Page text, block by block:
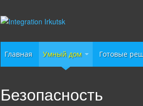
Главная Умный дом Готовые
Безопасность